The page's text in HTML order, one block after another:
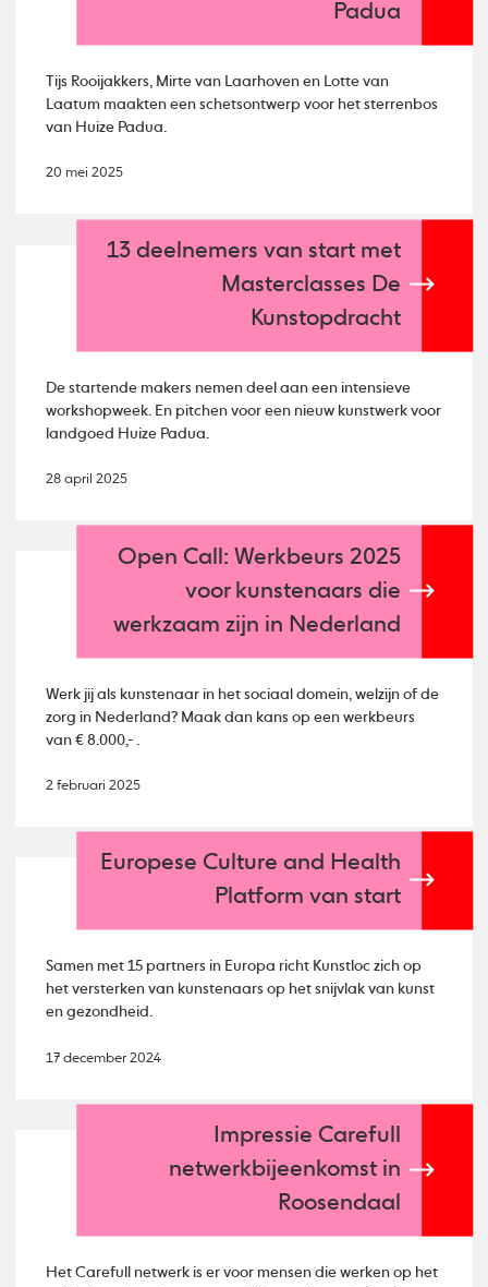
Padua
Tijs Rooijakkers, Mirte van Laarhoven en Lotte van
Laatum maakten een schetsontwerp voor het sterrenbos
van Huize Padua.
20 mei 2025
13 deelnemers van start met
Masterclasses De
Kunstopdracht
De startende makers nemen deel aan een intensieve
workshopweek. En pitchen voor een nieuw kunstwerk voor
landgoed Huize Padua.
28 april 2025
Open Call: Werkbeurs 2025
voor kunstenaars die
werkzaam zijn in Nederland
Werk jij als kunstenaar in het sociaal domein, welzijn of de
zorg in Nederland? Maak dan kans op een werkbeurs
van € 8.000,- .
2 februari 2025
Europese Culture and Health
Platform van start
Samen met 15 partners in Europa richt Kunstloc zich op
het versterken van kunstenaars op het snijvlak van kunst
en gezondheid.
17 december 2024
Impressie Carefull
netwerkbijeenkomst in
Roosendaal
Het Carefull netwerk is er voor mensen die werken op het